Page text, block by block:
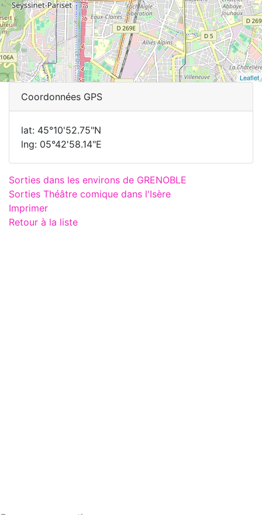
Leaflet
Coordonnées GPS
lat: 45°10'52.75"N
lng: 05°42'58.14"E
Sorties dans les environs de GRENOBLE
Sorties Théâtre comique dans l'Isère
Imprimer
Retour à la liste